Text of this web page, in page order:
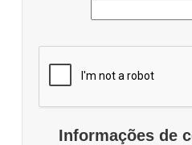
Informações de